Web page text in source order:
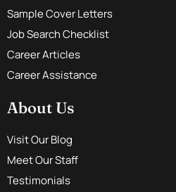
Sample Cover Letters
Job Search Checklist
Career Articles
Career Assistance
About Us
Visit Our Blog
Meet Our Staff
Testimonials